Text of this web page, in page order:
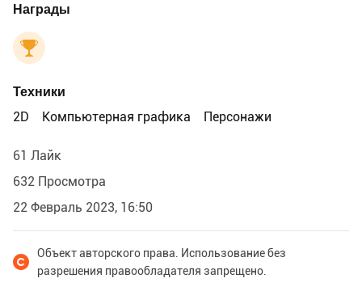
Награды
Техники
2D
Компьютерная графика Персонажи
61 Лайк
632 Просмотра
22 Февраль 2023, 16:50
Объект авторского права. Использование без
разрешения правообладателя запрещено.